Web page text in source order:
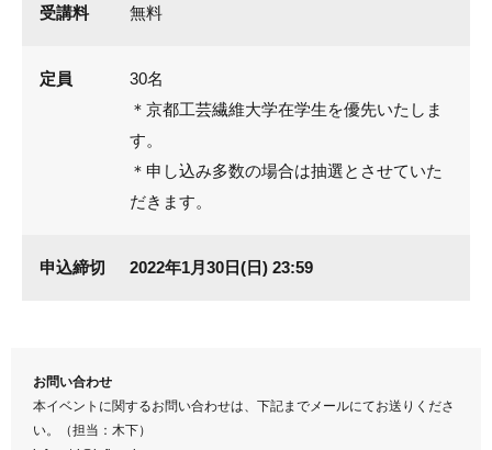
受講料 無料
定員
30名
＊京都工芸繊維大学在学生を優先いたしま
す。
＊申し込み多数の場合は抽選とさせていた
だきます。
申込締切 2022年1月30日(日) 23:59
お問い合わせ
本イベントに関するお問い合わせは、下記までメールにてお送りくださ
い。（担当：木下）